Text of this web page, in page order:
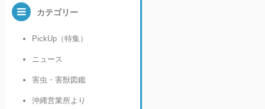
カテゴリー
PickUp（特集）
ニュース
害虫・害獣図鑑
沖縄営業所より